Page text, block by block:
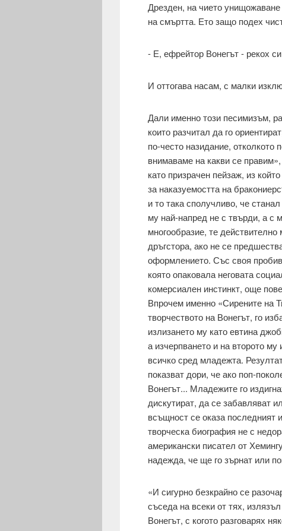
Дрезден, на чието
на смъртта. Ето защо подех
- Е, ефрейтор Вонегът - рекох
И оттогава насам, с малки
Дали именно този песимизъм,
които разчитал да го
по-често назидание, отколкото
внимаваме на какви се
като призрачен пей­заж, из
за наказуемостта на
и то така сполучливо, че
му най-напред не с твърди, а с
многообразие, те
дръгстора, ако не се
оформлението. Със своя
която опаковала неговата
комерсиален инстинкт, още
Впрочем именно «Сирените на
творчеството на Вонегът, го
излизането му като евтина
а изчерпването и на второто
всичко сред младежта.
показват дори, че ако поп-
Вонегът... Младежите го
дискутират, да се забавляват
всъщност се оказа последният
творческа биография не с
американски писател от
надежда, че ще го зърнат или
«И сигурно безкрайно се
съседа на всеки от тях,
Вонегът, с когото разговарях